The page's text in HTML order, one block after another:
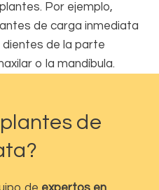
Por ejemplo,
de carga inmediata
de la parte
o la mandíbula.
de